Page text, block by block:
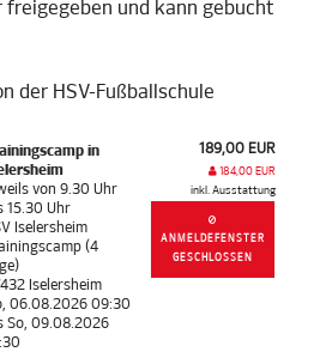
freigegeben und kann gebucht
der HSV-Fußballschule
in
von 9.30 Uhr
15.30 Uhr
Iselersheim
(4
Iselersheim
06.08.2026 09:30
So, 09.08.2026
189,00 EUR
184,00 EUR
inkl. Ausstattung
ANMELDEFENSTER
GESCHLOSSEN